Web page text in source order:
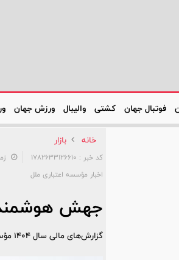
فوتبال جهان کشتی والیبال ورزش جهان
خانه بازار
کد خبر : 1782633126610 زمان:
اخبار مؤسسه اعتباری ملل
جهش
گزارش‌های مالی سال ۱۴۰۴ مؤسسه اعتباری ملل، روایتگر یک «جراحی موفقیت‌آمیز» در ساختار مالی این بانک است.